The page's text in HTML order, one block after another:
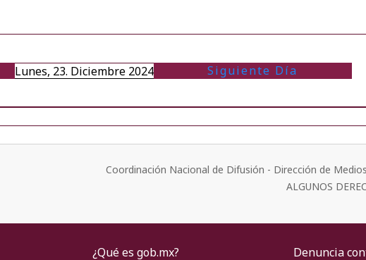
Lunes, 23. Diciembre 2024 Siguiente Día
Coordinación Nacional de Difusión - Dirección de
ALGUNOS
¿Qué es gob.mx?
Denuncia